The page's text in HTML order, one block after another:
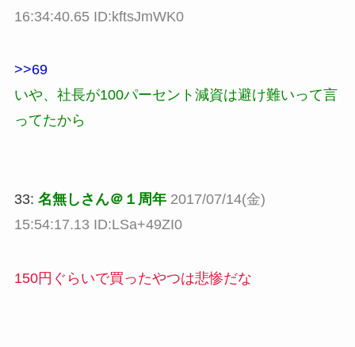
16:34:40.65 ID:kftsJmWK0
>>69
いや、社長が100パーセント減資は避け難いって言
ってたから
33: 名無しさん＠１周年 2017/07/14(金)
15:54:17.13 ID:LSa+49ZI0
150円ぐらいで買ったやつは悲惨だな